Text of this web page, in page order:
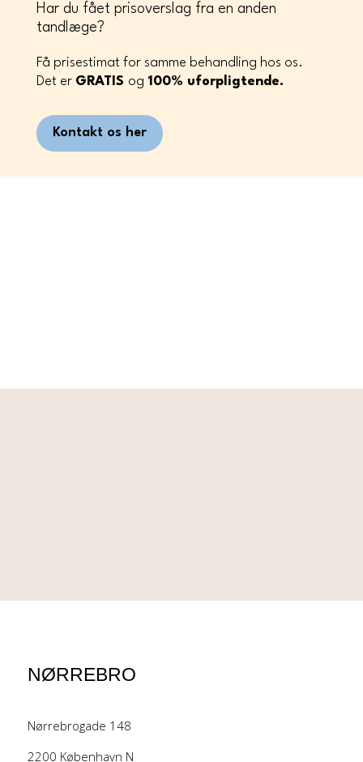
Har du fået prisoverslag fra en anden
tandlæge?
Få prisestimat for samme behandling hos os.
Det er GRATIS og 100% uforpligtende.
Kontakt os her
NØRREBRO
Nørrebrogade 148
2200 København N